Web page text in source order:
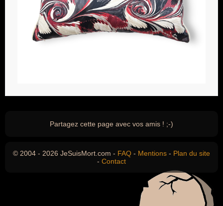
Partagez cette page avec vos amis ! ;-)
© 2004 - 2026 JeSuisMort.com - FAQ - Mentions - Plan du site
- Contact